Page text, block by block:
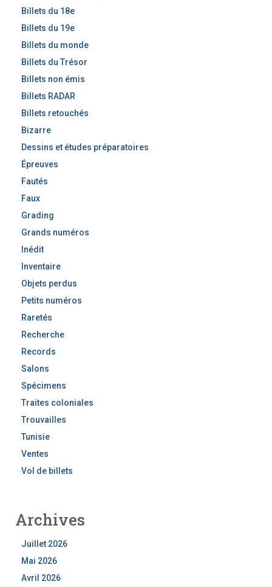
Billets du 18e
Billets du 19e
Billets du monde
Billets du Trésor
Billets non émis
Billets RADAR
Billets retouchés
Bizarre
Dessins et études préparatoires
Épreuves
Fautés
Faux
Grading
Grands numéros
Inédit
Inventaire
Objets perdus
Petits numéros
Raretés
Recherche
Records
Salons
Spécimens
Traites coloniales
Trouvailles
Tunisie
Ventes
Vol de billets
Archives
Juillet 2026
Mai 2026
Avril 2026